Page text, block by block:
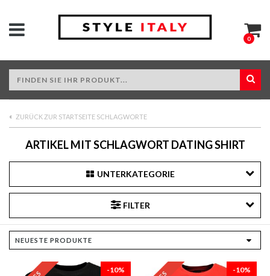
0
ZURÜCK ZUR STARTSEITE SCHLAGWORTE
ARTIKEL MIT SCHLAGWORT DATING SHIRT
UNTERKATEGORIE
FILTER
-10% -10%